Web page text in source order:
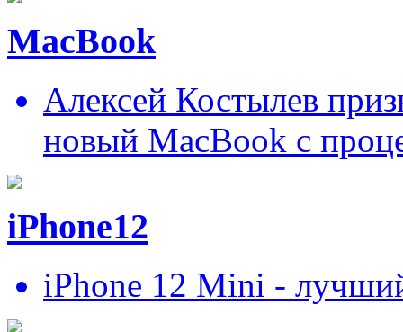
MacBook
Алексей Костылев
новый MacBook c
iPhone12
iPhone 12 Mini -